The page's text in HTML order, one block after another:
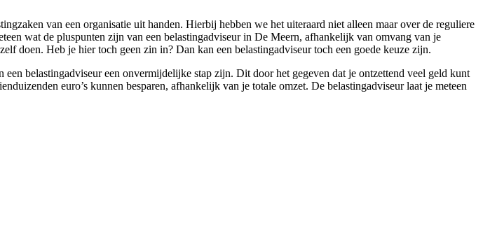
van een organisatie uit handen. Hierbij hebben we het uiteraard niet alleen maar over de reguliere
wat de pluspunten zijn van een belastingadviseur in De Meern, afhankelijk van omvang van je
doen. Heb je hier toch geen zin in? Dan kan een belastingadviseur toch een goede keuze zijn.
belastingadviseur een onvermijdelijke stap zijn. Dit door het gegeven dat je ontzettend veel geld kunt
euro’s kunnen besparen, afhankelijk van je totale omzet. De belastingadviseur laat je meteen